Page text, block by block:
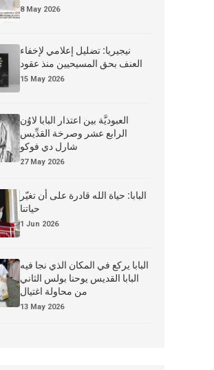
8 May 2026
نيجيريا: تضليل إعلامي لإخفاء
العنف بحق المسيحيين منذ عقود
15 May 2026
العبوديَّة بين اعتذار البابا لاوُن
الرابع عشر وصرخة القدِّيس
شارل دي فوكو
27 May 2026
البابا: حياة الله قادرة على أن تغيّر
حياتنا
1 Jun 2026
البابا يركع في المكان الذي نجا فيه
البابا القديس يوحنا بولس الثاني
من محاولة اغتيال
13 May 2026